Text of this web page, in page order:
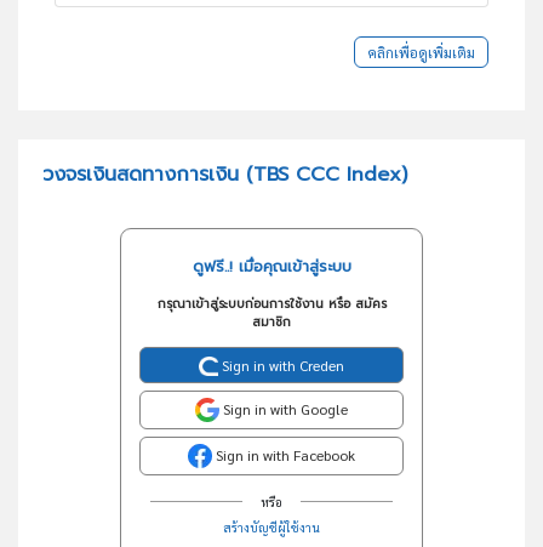
คลิกเพื่อดูเพิ่มเติม
วงจรเงินสดทางการเงิน (TBS CCC Index)
ดูฟรี..! เมื่อคุณเข้าสู่ระบบ
กรุณาเข้าสู่ระบบก่อนการใช้งาน หรือ สมัคร
สมาชิก
Sign in with Creden
Sign in with Google
Sign in with Facebook
หรือ
สร้างบัญชีผู้ใช้งาน